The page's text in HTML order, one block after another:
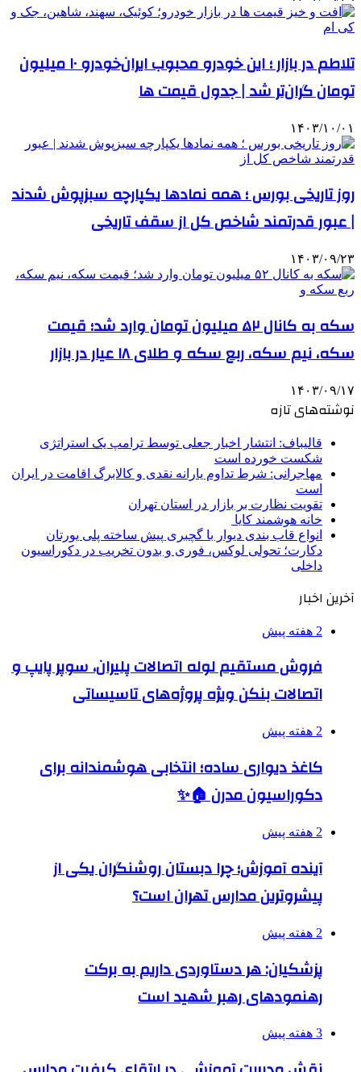
تلاطم در بازار ؛ این خودرو محبوب ایران‌خودرو ۱۰ میلیون
تومان گران‌تر شد | جدول قیمت ها
۱۴۰۳/۱۰/۰۱
روز تاریخی بورس ؛ همه نمادها یکپارچه سبزپوش شدند
| عبور قدرتمند شاخص کل از سقف تاریخی
۱۴۰۳/۰۹/۲۳
سکه به کانال ۵۲ میلیون تومان وارد شد؛ قیمت
سکه، نیم سکه، ربع سکه و طلای ۱۸ عیار در بازار
۱۴۰۳/۰۹/۱۷
نوشته‌های تازه
قالیباف: انتشار اخبار جعلی توسط ترامپ یک استراتژی
شکست خورده است
مهاجرانی: شرط تداوم یارانه نقدی و کالابرگ اقامت در ایران
است
تقویت نظارت بر بازار در استان تهران
خانه هوشمند کایا
انواع قاب بندی دیوار با گچبری پیش ساخته پلی یورتان
دکارت؛ تحولی لوکس، فوری و بدون تخریب در دکوراسیون
داخلی
آخرین اخبار
2 هفته پیش
فروش مستقیم لوله اتصالات پلیران، سوپر پایپ و
اتصالات بنکن ویژه پروژه‌های تاسیساتی
2 هفته پیش
کاغذ دیواری ساده؛ انتخابی هوشمندانه برای
دکوراسیون مدرن 🏠✨
2 هفته پیش
آینده آموزش؛ چرا دبستان روشنگران یکی از
پیشروترین مدارس تهران است؟
2 هفته پیش
پزشکیان: هر دستاوردی داریم به برکت
رهنمودهای رهبر شهید است
3 هفته پیش